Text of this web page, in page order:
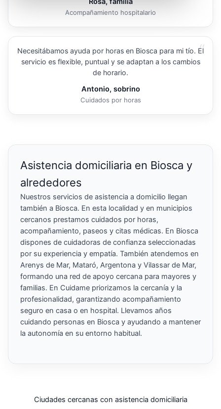
Acompañamiento hospitalario
“
Necesitábamos ayuda por horas en Biosca para mi tío. El
servicio es flexible, puntual y se adaptan a los cambios
de horario.
Antonio, sobrino
Cuidados por horas
Asistencia domiciliaria en Biosca y
alrededores
Nuestros servicios de asistencia a domicilio llegan
también a Biosca. En esta localidad y en municipios
cercanos prestamos cuidados por horas,
acompañamiento, paseos y citas médicas. En Biosca
dispones de cuidadoras de confianza seleccionadas
por su experiencia y empatía. También atendemos en
Arenys de Mar, Mataró, Argentona y Vilassar de Mar,
formando una red de apoyo cercana para mayores y
familias. En Cuidame priorizamos la cercanía y la
profesionalidad, garantizando acompañamiento
seguro en casa o en hospital. Llevamos años
cuidando personas en Biosca y ayudando a mantener
la autonomía en su entorno habitual.
Ciudades cercanas con asistencia domiciliaria